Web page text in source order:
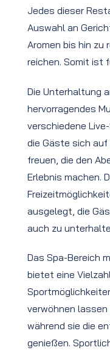
Jedes dieser
Auswahl an
Aromen bis hin zu
reichen. Somit ist
Die Unterhaltung
hervorragendes
verschiedene
die Gäste sich
freuen, die den
Erlebnis machen.
ausgelegt, die
auch zu
Das Spa-Bereich
bietet eine
verwöhnen
während sie die
genießen.